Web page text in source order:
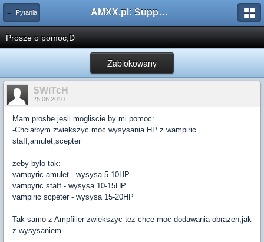
← Pytania AMXX.pl: Support AMX Mod X i SourceMod
Prosze o pomoc;D
Zablokowany
SWiTcH
25.06.2010
Mam prosbe jesli mogliscie by mi pomoc:
-Chciałbym zwiekszyc moc wysysania HP z wampiric
staff,amulet,scepter
zeby bylo tak:
vampyric amulet - wysysa 5-10HP
vampyric staff - wysysa 10-15HP
vampiric scpeter - wysysa 15-20HP
Tak samo z Ampfilier zwiekszyc tez chce moc dodawania obrazen,jak
z wysysaniem